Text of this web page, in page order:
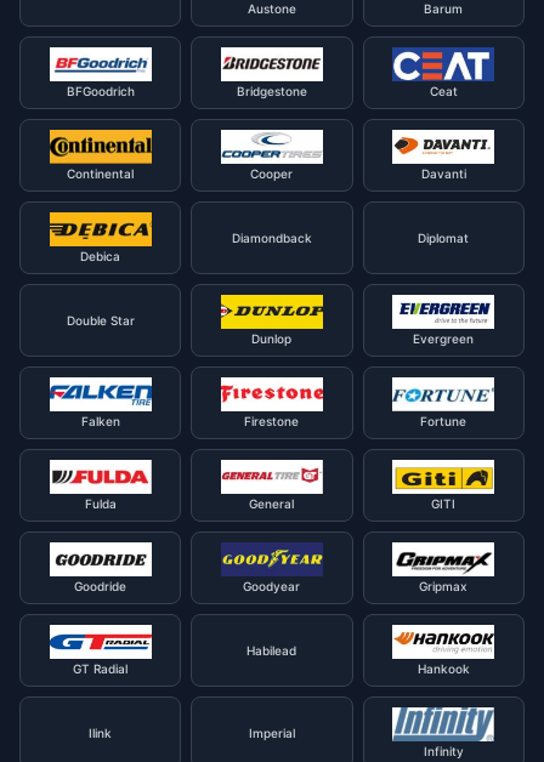
Austone
Barum
BFGoodrich Bridgestone Ceat
Continental Cooper Davanti
Debica
Diamondback Diplomat
Double Star
Dunlop
Evergreen
Falken Firestone Fortune
Fulda General GITI
Goodride Goodyear Gripmax
GT Radial
Habilead
Hankook
Ilink
Imperial
Infinity